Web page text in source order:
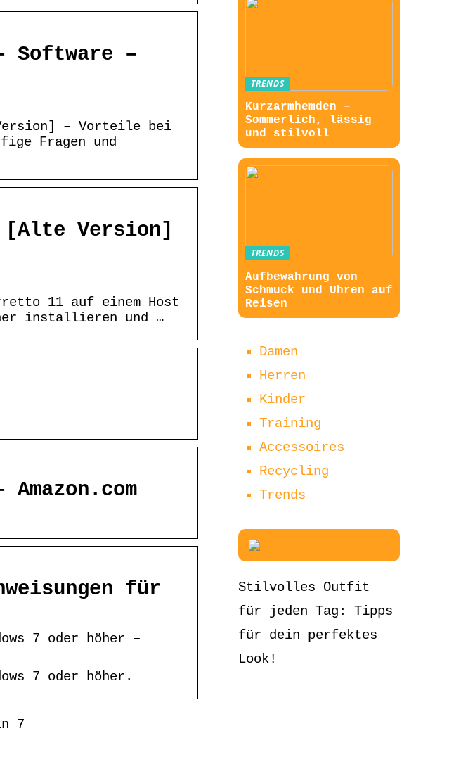
Software –
Version] – Vorteile bei
Fragen und
[Alte Version]
11 auf einem Host
installieren und …
für
7 oder höher –
7 oder höher.
7
TRENDS
Kurzarmhemden –
Sommerlich, lässig
und stilvoll
TRENDS
Aufbewahrung von
Schmuck und Uhren auf
Reisen
Damen
Herren
Kinder
Training
Accessoires
Recycling
Trends
Stilvolles Outfit
für jeden Tag: Tipps
für dein perfektes
Look!